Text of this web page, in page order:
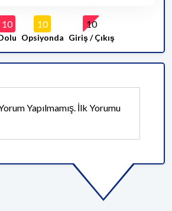
10 10
Opsiyonda
10
Giriş / Çıkış
Yapılmamış. İlk Yorumu